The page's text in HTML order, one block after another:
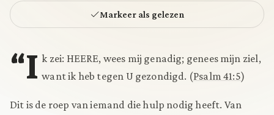
Markeer als gelezen
“I k zei: HEERE, wees mij genadig; genees mijn ziel,
want ik heb tegen U gezondigd. (Psalm 41:5)
Dit is de roep van iemand die hulp nodig heeft. Van